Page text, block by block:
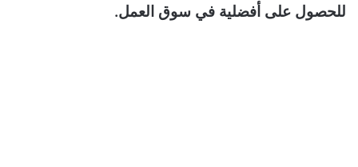
للحصول على أفضلية في سوق العمل.